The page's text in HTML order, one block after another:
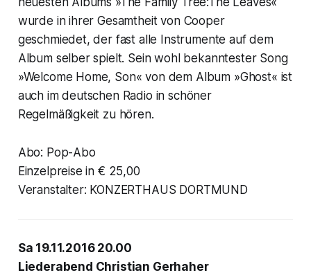
wurde in ihrer Gesamtheit von Cooper
geschmiedet, der fast alle Instrumente auf dem
Album selber spielt. Sein wohl bekanntester Song
»Welcome Home, Son« von dem Album »Ghost« ist
auch im deutschen Radio in schöner
Regelmäßigkeit zu hören.
Abo: Pop-Abo
Einzelpreise in € 25,00
Veranstalter: KONZERTHAUS DORTMUND
Sa 19.11.2016 20.00
Liederabend Christian Gerhaher